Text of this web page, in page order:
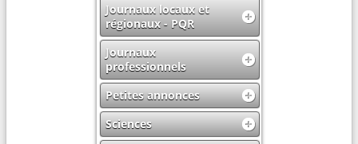
Journaux locaux et
régionaux - PQR
Journaux
professionnels
Petites annonces
Sciences